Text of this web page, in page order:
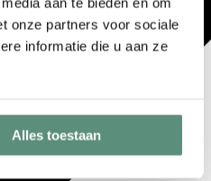
onze partners voor sociale
informatie die u aan ze
Alles toestaan